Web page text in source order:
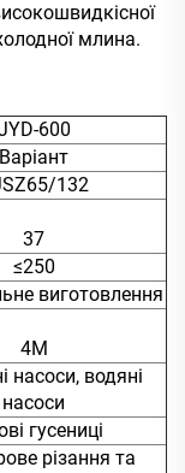
млина.
600
Варіант
132
37
≤250
виготовлення
4M
насоси, водяні
насоси
гусениці
різання та